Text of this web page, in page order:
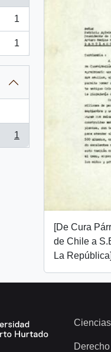
1
1
1
[De Cura
de Chile a
La República]
Derecho